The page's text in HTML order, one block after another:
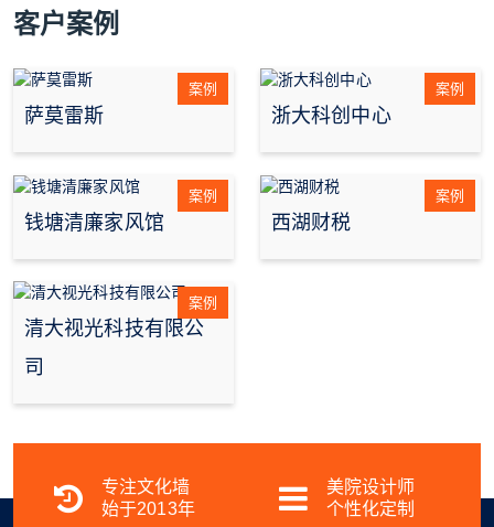
客户案例
案例
萨莫雷斯
案例
浙大科创中心
案例
钱塘清廉家风馆
案例
西湖财税
案例
清大视光科技有限公
司
专注文化墙
始于2013年
美院设计师
个性化定制